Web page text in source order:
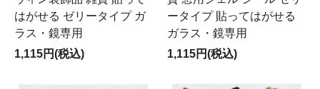
はがせる ゼリータイプ ガ
ラス・鏡専用
1,115円(税込)
ータイプ 貼ってはがせる
ガラス・鏡専用
1,115円(税込)